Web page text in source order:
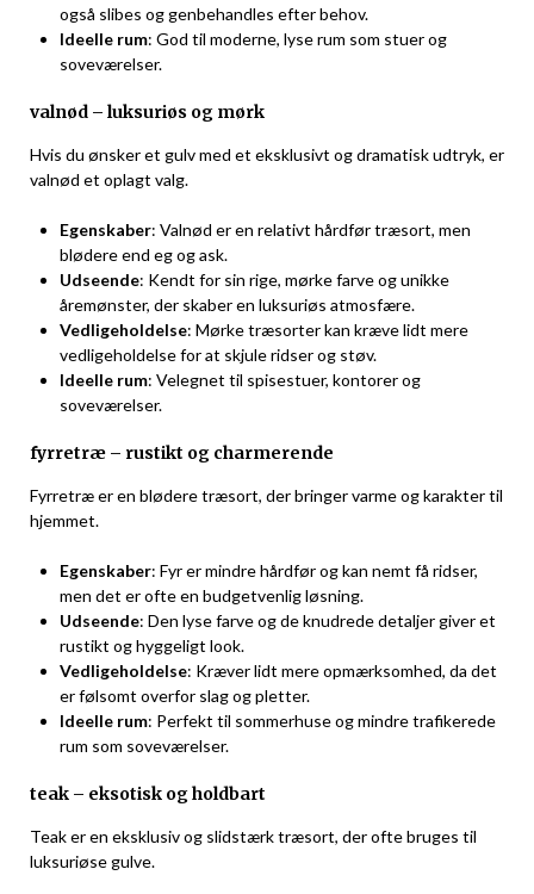
også slibes og genbehandles efter behov.
Ideelle rum: God til moderne, lyse rum som stuer og
soveværelser.
valnød – luksuriøs og mørk
Hvis du ønsker et gulv med et eksklusivt og dramatisk udtryk, er
valnød et oplagt valg.
Egenskaber: Valnød er en relativt hårdfør træsort, men
blødere end eg og ask.
Udseende: Kendt for sin rige, mørke farve og unikke
åremønster, der skaber en luksuriøs atmosfære.
Vedligeholdelse: Mørke træsorter kan kræve lidt mere
vedligeholdelse for at skjule ridser og støv.
Ideelle rum: Velegnet til spisestuer, kontorer og
soveværelser.
fyrretræ – rustikt og charmerende
Fyrretræ er en blødere træsort, der bringer varme og karakter til
hjemmet.
Egenskaber: Fyr er mindre hårdfør og kan nemt få ridser,
men det er ofte en budgetvenlig løsning.
Udseende: Den lyse farve og de knudrede detaljer giver et
rustikt og hyggeligt look.
Vedligeholdelse: Kræver lidt mere opmærksomhed, da det
er følsomt overfor slag og pletter.
Ideelle rum: Perfekt til sommerhuse og mindre trafikerede
rum som soveværelser.
teak – eksotisk og holdbart
Teak er en eksklusiv og slidstærk træsort, der ofte bruges til
luksuriøse gulve.